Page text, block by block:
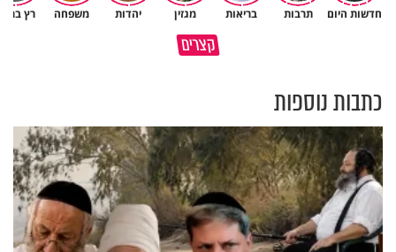
חדשות היום תרבות בריאות מגזין יהדות משפחה רץ
קצריםמדוע האמונה נמשלה למלח?
גם ׳הרע׳ זה הרחמים של בורא
כתבות נוספות